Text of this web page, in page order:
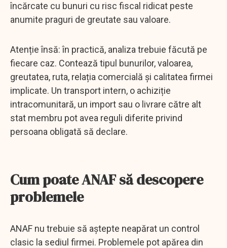
încărcate cu bunuri cu risc fiscal ridicat peste
anumite praguri de greutate sau valoare.
Atenție însă: în practică, analiza trebuie făcută pe
fiecare caz. Contează tipul bunurilor, valoarea,
greutatea, ruta, relația comercială și calitatea firmei
implicate. Un transport intern, o achiziție
intracomunitară, un import sau o livrare către alt
stat membru pot avea reguli diferite privind
persoana obligată să declare.
Cum poate ANAF să descopere
problemele
ANAF nu trebuie să aștepte neapărat un control
clasic la sediul firmei. Problemele pot apărea din